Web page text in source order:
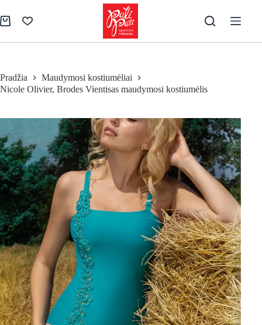
to
content
Pirkinių
Pradžia
Maudymosi kostiumėliai
Nicole Olivier, Brodes Vientisas maudymosi kostiumėlis